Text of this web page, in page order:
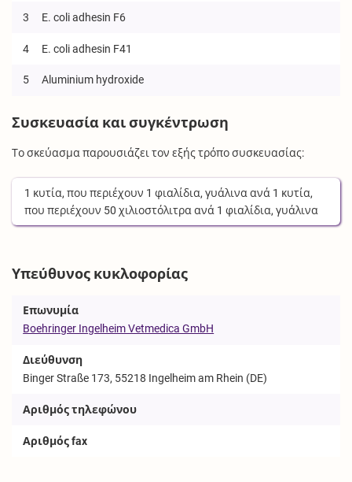
3 E. coli adhesin F6
4 E. coli adhesin F41
5 Aluminium hydroxide
Συσκευασία και συγκέντρωση
Το σκεύασμα παρουσιάζει τον εξής τρόπο συσκευασίας:
1 κυτία, που περιέχουν 1 φιαλίδια, γυάλινα ανά 1 κυτία,
που περιέχουν 50 χιλιοστόλιτρα ανά 1 φιαλίδια, γυάλινα
Υπεύθυνος κυκλοφορίας
Επωνυμία
Boehringer Ingelheim Vetmedica GmbH
Διεύθυνση
Binger Straße 173, 55218 Ingelheim am Rhein (DE)
Αριθμός τηλεφώνου
Αριθμός fax